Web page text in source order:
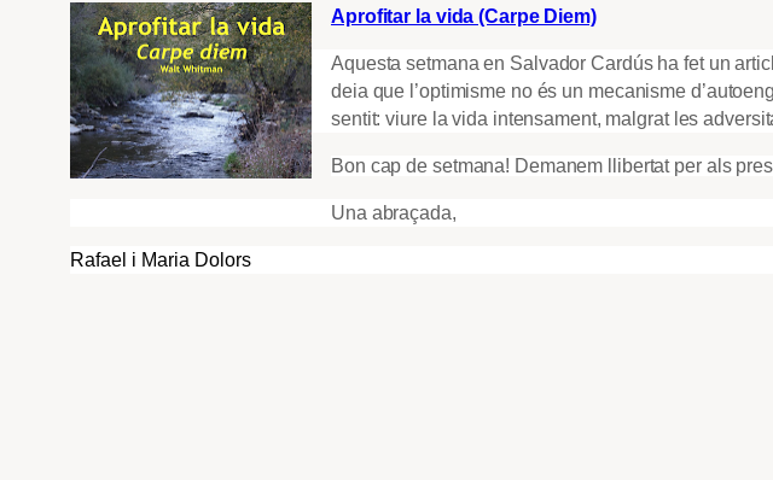
Aprofitar la vida (Carpe Diem)
Aquesta setmana en Salvador Cardús ha fet un
deia que l’optimisme no és un mecanisme
sentit: viure la vida intensament, malgrat les
Bon cap de setmana! Demanem llibertat per als
Una abraçada,
Rafael i Maria Dolors